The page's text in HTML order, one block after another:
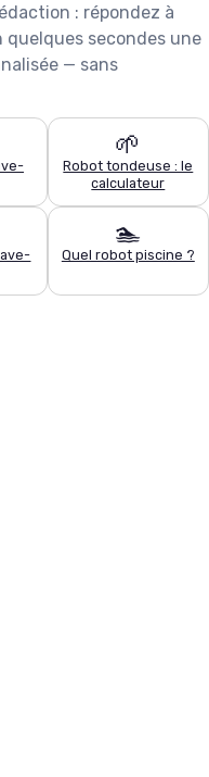
: répondez à
secondes une
— sans
🌱
Robot tondeuse : le
calculateur
🏊
Quel robot piscine ?
le contrôle sur ceux que